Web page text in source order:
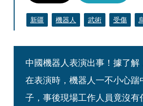
新疆 機器人 武術 受傷
中國機器人表演出事！據了
在表演時，機器人一不小心踹
子，事後現場工作人員竟沒有